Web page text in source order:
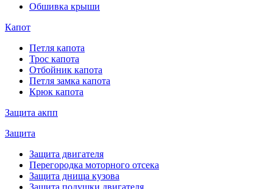
Обшивка крыши
Капот
Петля капота
Трос капота
Отбойник капота
Петля замка капота
Крюк капота
Защита акпп
Защита
Защита двигателя
Перегородка моторного отсека
Защита днища кузова
Защита подушки двигателя